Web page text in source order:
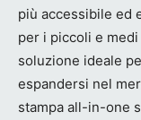
più accessibile ed
per i piccoli e medi
soluzione ideale
espandersi nel
stampa all-in-one